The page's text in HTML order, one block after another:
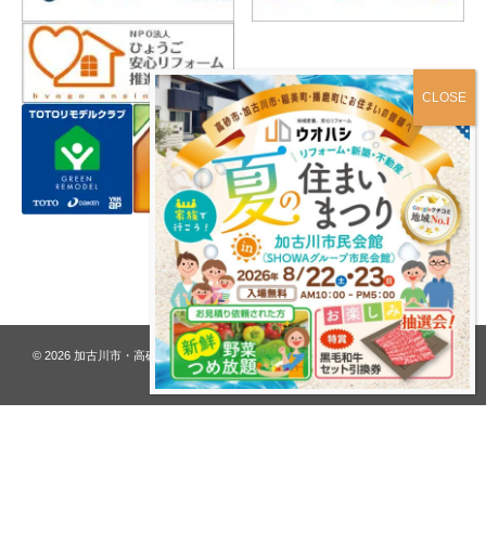
プライバシーポリシー
© 2026 加古川市・高砂市 夢リフォーム ウオハシ – 創業128年の老舗. All rights
reserved.